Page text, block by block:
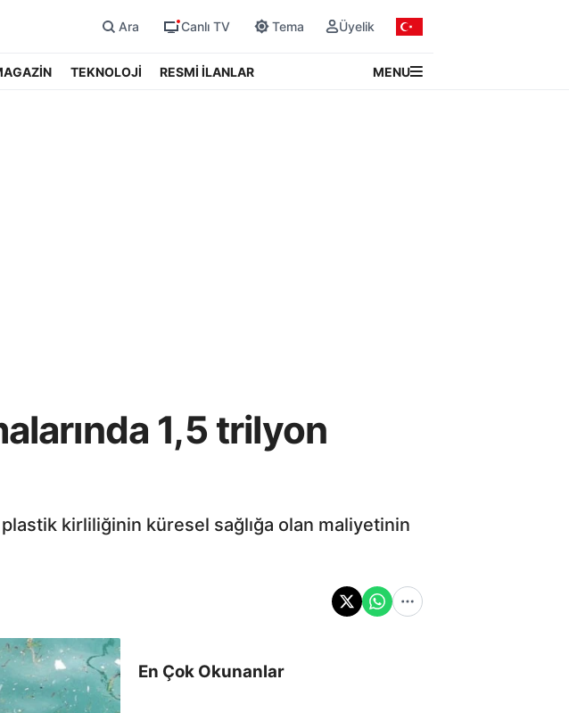
Ara Canlı TV Tema Üyelik
TEKNOLOJİ RESMİ İLANLAR MENU
1,5 trilyon
kirliliğinin küresel sağlığa olan maliyetinin
En Çok Okunanlar